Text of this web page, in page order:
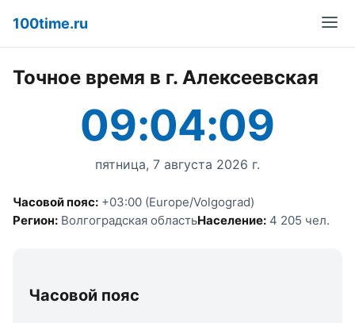
100time.ru
Точное время в г. Алексеевская
09:04:09
пятница, 7 августа 2026 г.
Часовой пояс: +03:00 (Europe/Volgograd)
Регион: Волгоградская областьНаселение: 4 205 чел.
Часовой пояс